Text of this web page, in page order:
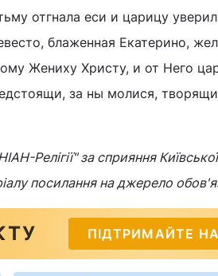
отгнала еси и царицу
блаженная Екатерино,
Жениху Христу, и от Него
за ны молися,
Релігії" за сприяння
посилання на джерело
ПІДТРИМАЙТЕ